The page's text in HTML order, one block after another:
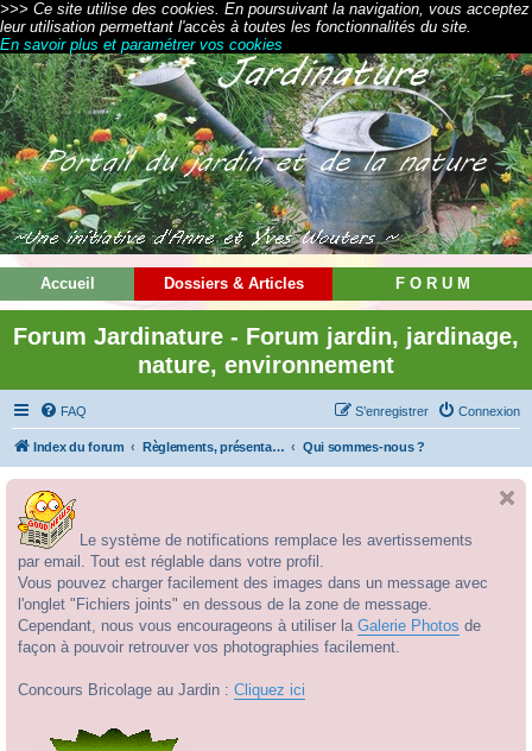
>>> Ce site utilise des cookies. En poursuivant la navigation, vous acceptez
leur utilisation permettant l'accès à toutes les fonctionnalités du site.
En savoir plus et paramétrer vos cookies
Accueil Dossiers & Articles F O R U M
Forum Jardinature - Forum jardin, jardinage,
nature, environnement
FAQ Connexion
S’enregistrer
Index du forum Règlements, présentations et modes d'emploi Qui sommes-nous ?
Le système de notifications remplace les avertissements
par email. Tout est réglable dans votre profil.
Vous pouvez charger facilement des images dans un message avec
l'onglet "Fichiers joints" en dessous de la zone de message.
Cependant, nous vous encourageons à utiliser la Galerie Photos de
façon à pouvoir retrouver vos photographies facilement.
Concours Bricolage au Jardin : Cliquez ici